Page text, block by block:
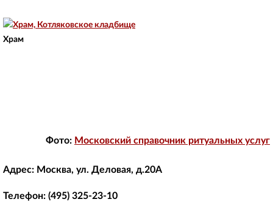
Храм
Фото: Московский справочник ритуальных услуг
Адрес: Москва, ул. Деловая, д.20А
Телефон: (495) 325-23-10